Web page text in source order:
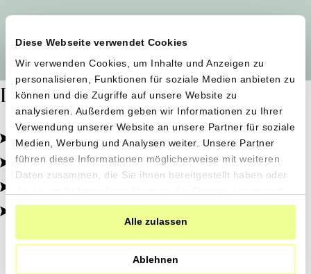
Diese Webseite verwendet Cookies
Wir verwenden Cookies, um Inhalte und Anzeigen zu
personalisieren, Funktionen für soziale Medien anbieten zu
können und die Zugriffe auf unsere Website zu
analysieren. Außerdem geben wir Informationen zu Ihrer
Verwendung unserer Website an unsere Partner für soziale
Medien, Werbung und Analysen weiter. Unsere Partner
führen diese Informationen möglicherweise mit weiteren
Daten zusammen, die Sie ihnen bereitgestellt haben oder
haben.
Alle zulassen
Ablehnen
Dafür stehen wir
Pestizidfrei angebaut, schonend verarbeitet.
Natürliche Zutaten, echter Geschmack.
Von kleinen Höfen, direkt zu dir.
100% transparent, 0% Zusatzstoffe.